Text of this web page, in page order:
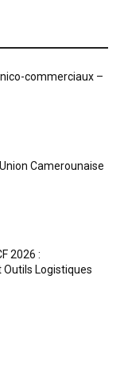
commerciaux –
Camerounaise
2026 :
Outils Logistiques